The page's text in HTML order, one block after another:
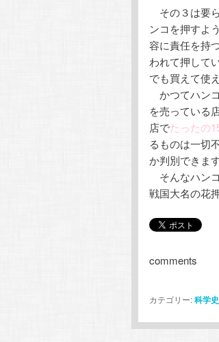
テ
ン
ツ
へ
移
動
ン
ツ
へ
移
動
その３は要
ンコを押すよ
容に責任を持
われて押して
でも買えて使
かつてハン
を売っている
店でたったの
るものは一切
か判別できま
そんなハン
戦国大名の花
comments
カテゴリー:科学史